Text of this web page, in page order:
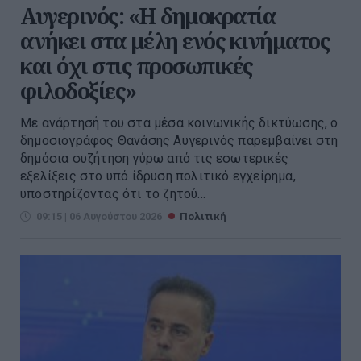
Αυγερινός: «Η δημοκρατία
ανήκει στα μέλη ενός κινήματος
και όχι στις προσωπικές
φιλοδοξίες»
Με ανάρτησή του στα μέσα κοινωνικής δικτύωσης, ο
δημοσιογράφος Θανάσης Αυγερινός παρεμβαίνει στη
δημόσια συζήτηση γύρω από τις εσωτερικές
εξελίξεις στο υπό ίδρυση πολιτικό εγχείρημα,
υποστηρίζοντας ότι το ζητού...
09:15 | 06 Αυγούστου 2026 Πολιτική